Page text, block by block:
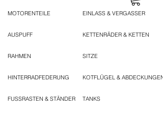
MOTORENTEILE
AUSPUFF
RAHMEN
HINTERRADFEDERUNG
FUSSRASTEN & STÄNDER
EINLASS & VERGASSER
KETTENRÄDER & KETTEN
SITZE
KOTFLÜGEL & ABDECKUNGEN
TANKS